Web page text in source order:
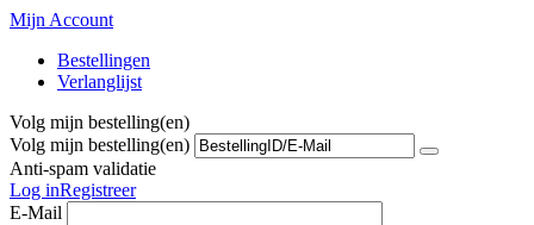
Mijn Account
Bestellingen
Verlanglijst
Volg mijn bestelling(en)
Volg mijn bestelling(en)
Anti-spam validatie
Log inRegistreer
E-Mail